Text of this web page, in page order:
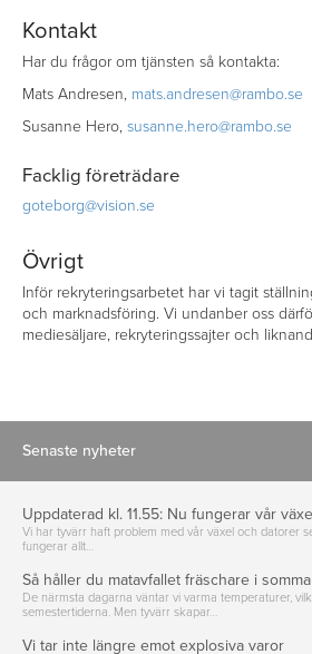
Kontakt
Har du frågor om tjänsten så kontakta:
Mats Andresen, mats.andresen@rambo.se
Susanne Hero, susanne.hero@rambo.se
Facklig företrädare
goteborg@vision.se
Övrigt
Inför rekryteringsarbetet har vi tagit
och marknadsföring. Vi undanber oss
mediesäljare, rekryteringssajter och
Senaste nyheter
Uppdaterad kl. 11.55: Nu fungerar vår
Vi har tyvärr haft problem med vår växel och datorer
fungerar allt…
Så håller du matavfallet fräschare i
De närmsta dagarna väntar vi varma temperaturer,
semestertiderna. Men tyvärr skapar…
Vi tar inte längre emot explosiva varor